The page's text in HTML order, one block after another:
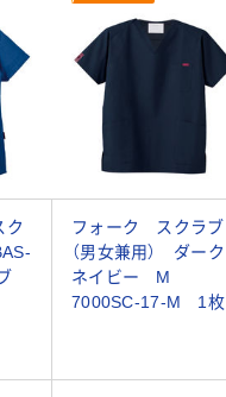
ク
フォーク スクラブ
（男女兼用） ダーク
ネイビー M
7000SC-17-M 1枚